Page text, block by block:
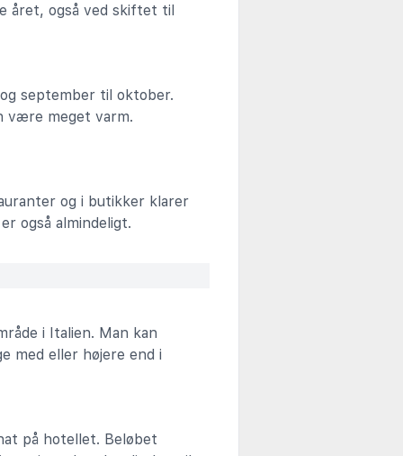
året, også ved skiftet til
september til oktober.
være meget varm.
og i butikker klarer
også almindeligt.
i Italien. Man kan
med eller højere end i
på hotellet. Beløbet